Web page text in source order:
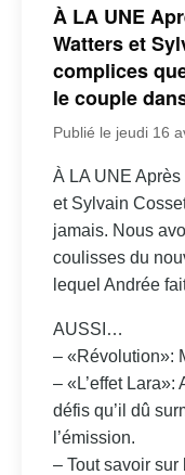
À LA UNE
Watters et
complices
le couple
Publié le jeudi 16
À LA UNE Après
et Sylvain
jamais. Nous
coulisses du
lequel Andrée
AUSSI…
– «Révolution»:
– «L’effet
défis qu’il dû
l’émission.
– Tout savoir